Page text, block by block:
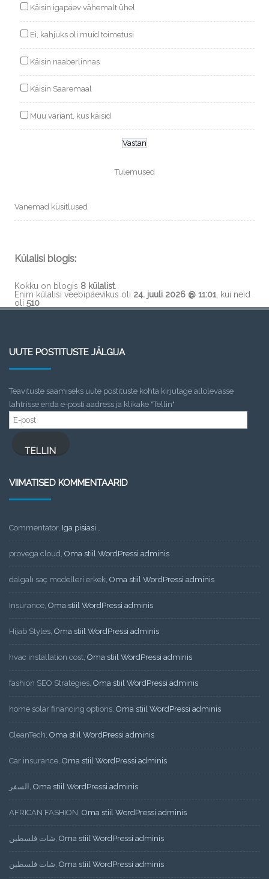
Käisin igapäev vähemalt ühel
Ei, kahjuks oli muid toimetusi
Käisin naaberlinnas
Käisin Saaremaal
Muu variant, kus käisid
Tulemused
Vanemad küsitlused
Külalisi blogis:
Kokku on blogis 8 külalist.
Enim külalisi veebipäevikus oli 24. juuli 2026 @ 11:01, kui neid
oli 510
UUTE POSTITUSTE JÄLGIJA
Teavituste saamiseks uute postituste kohta kirjutage allolevasse
lahtrisse enda e-posti aadress ja klikake "Tellin"
E-
post
TELLIN
VIIMATISED KOMMENTAARID
Commentator, Iga pisiasi…
provega cloud, Oma stiil WordPressi adminis
dalgalı saç modelleri erkek, Oma stiil WordPressi adminis
Insurance, Oma stiil WordPressi adminis
Hijab Styles, Oma stiil WordPressi adminis
hvac installation cost, Oma stiil WordPressi adminis
fashion SEO Strategies, Oma stiil WordPressi adminis
home solar financing options, Oma stiil WordPressi adminis
CleanTech, Oma stiil WordPressi adminis
Car insurance, Oma stiil WordPressi adminis
السفر , Oma stiil WordPressi adminis
AFRICAN FASHION, Oma stiil WordPressi adminis
شات فلسطين, Oma stiil WordPressi adminis
شات فلسطين, Oma stiil WordPressi adminis